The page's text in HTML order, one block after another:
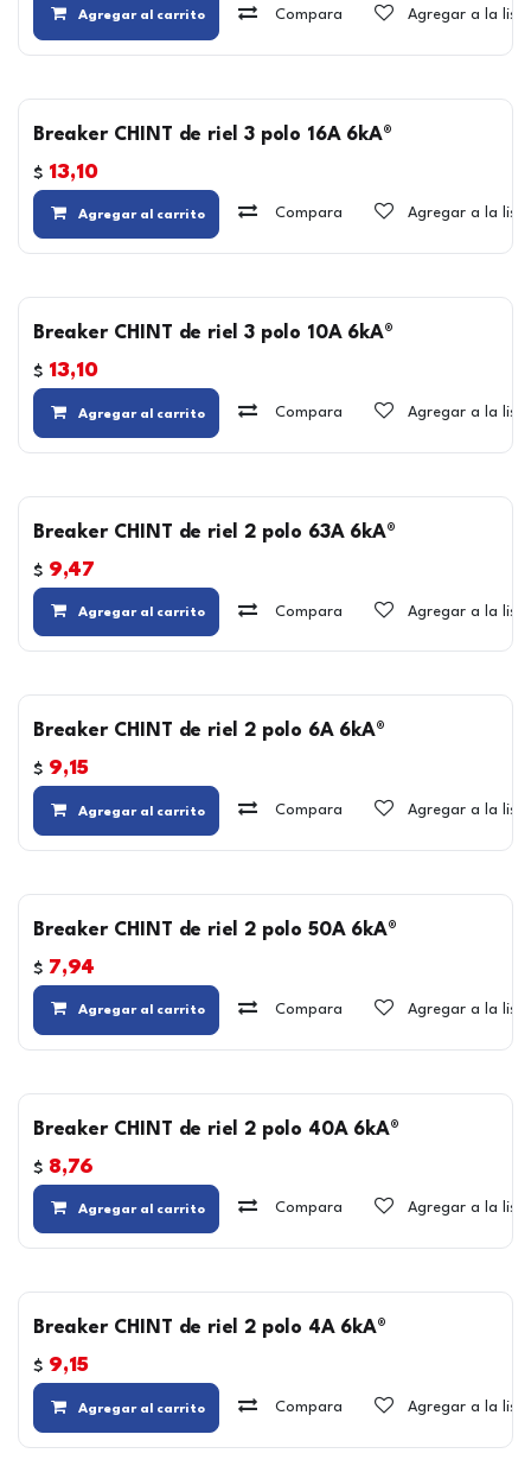
Agregar al carrito Compara Agregar a la
Breaker CHINT de riel 3 polo 16A 6kA®
$ 13,10
Agregar al carrito Compara Agregar a la
Breaker CHINT de riel 3 polo 10A 6kA®
$ 13,10
Agregar al carrito Compara Agregar a la
Breaker CHINT de riel 2 polo 63A 6kA®
$ 9,47
Agregar al carrito Compara Agregar a la
Breaker CHINT de riel 2 polo 6A 6kA®
$ 9,15
Agregar al carrito Compara Agregar a la
Breaker CHINT de riel 2 polo 50A 6kA®
$ 7,94
Agregar al carrito Compara Agregar a la
Breaker CHINT de riel 2 polo 40A 6kA®
$ 8,76
Agregar al carrito Compara Agregar a la
Breaker CHINT de riel 2 polo 4A 6kA®
$ 9,15
Agregar al carrito Compara Agregar a la